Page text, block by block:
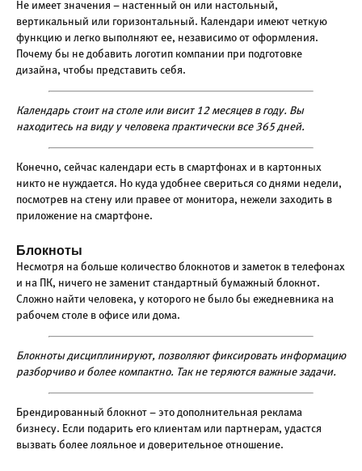
Не имеет значения – настенный он или настольный,
вертикальный или горизонтальный. Календари имеют четкую
функцию и легко выполняют ее, независимо от оформления.
Почему бы не добавить логотип компании при подготовке
дизайна, чтобы представить себя.
Календарь стоит на столе или висит 12 месяцев в году. Вы
находитесь на виду у человека практически все 365 дней.
Конечно, сейчас календари есть в смартфонах и в картонных
никто не нуждается. Но куда удобнее свериться со днями недели,
посмотрев на стену или правее от монитора, нежели заходить в
приложение на смартфоне.
Блокноты
Несмотря на больше количество блокнотов и заметок в телефонах
и на ПК, ничего не заменит стандартный бумажный блокнот.
Сложно найти человека, у которого не было бы ежедневника на
рабочем столе в офисе или дома.
Блокноты дисциплинируют, позволяют фиксировать информацию
разборчиво и более компактно. Так не теряются важные задачи.
Брендированный блокнот – это дополнительная реклама
бизнесу. Если подарить его клиентам или партнерам, удастся
вызвать более лояльное и доверительное отношение.